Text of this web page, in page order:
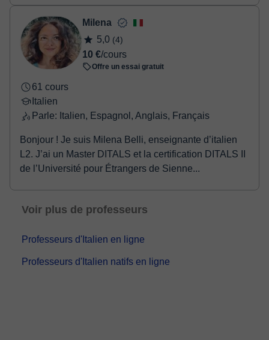
Milena
5,0 (4)
10 €/cours
Offre un essai gratuit
61 cours
Italien
Parle: Italien, Espagnol, Anglais, Français
Bonjour ! Je suis Milena Belli, enseignante d’italien
L2. J’ai un Master DITALS et la certification DITALS II
de l’Université pour Étrangers de Sienne...
Voir plus de professeurs
Professeurs d'Italien en ligne
Professeurs d'Italien natifs en ligne